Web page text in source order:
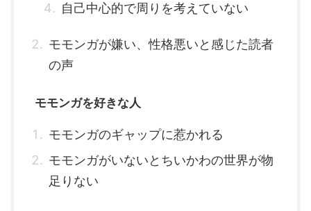
自己中心的で周りを考えていない
モモンガが嫌い、性格悪いと感じた読者
の声
モモンガを好きな人
モモンガのギャップに惹かれる
モモンガがいないとちいかわの世界が物
足りない